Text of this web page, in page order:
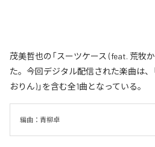
茂美哲也の「スーツケース (feat. 荒牧
た。今回デジタル配信された楽曲は、
おりん)」を含む全1曲となっている。
編曲：青柳卓